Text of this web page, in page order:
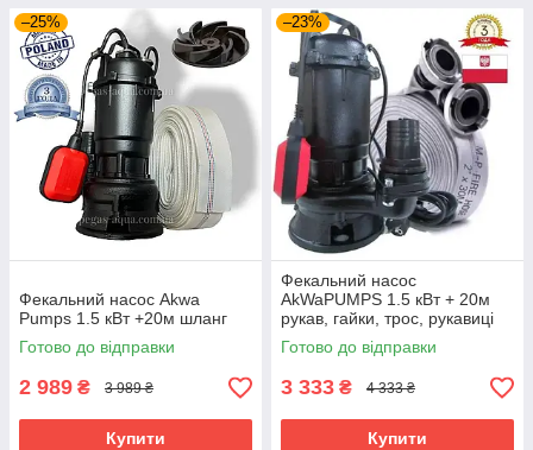
–25%
Фекальний насос Akwa
Pumps 1.5 кВт +20м шланг
Готово до відправки
2 989 ₴ 3 989 ₴
Купити
–23%
Фекальний насос
AkWaPUMPS 1.5 кВт + 20м
рукав, гайки, трос, рукавиці
Готово до відправки
3 333 ₴ 4 333 ₴
Купити